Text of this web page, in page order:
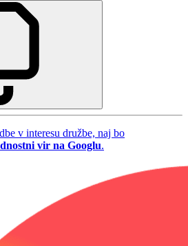
v interesu družbe, naj bo
vir na Googlu.